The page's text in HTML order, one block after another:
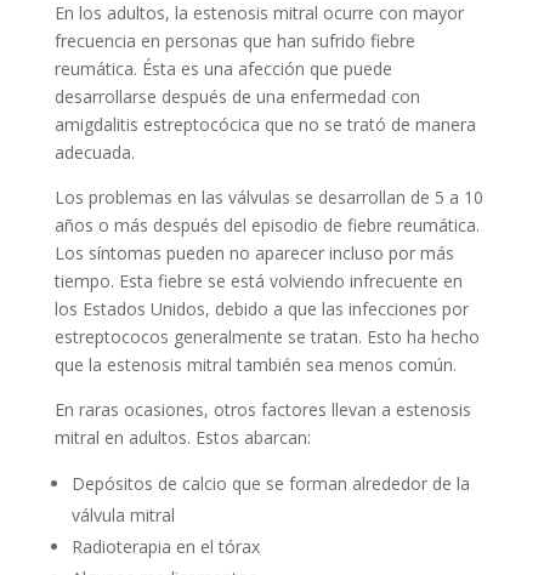
En los adultos, la estenosis mitral ocurre con mayor
frecuencia en personas que han sufrido fiebre
reumática. Ésta es una afección que puede
desarrollarse después de una enfermedad con
amigdalitis estreptocócica que no se trató de manera
adecuada.
Los problemas en las válvulas se desarrollan de 5 a 10
años o más después del episodio de fiebre reumática.
Los síntomas pueden no aparecer incluso por más
tiempo. Esta fiebre se está volviendo infrecuente en
los Estados Unidos, debido a que las infecciones por
estreptococos generalmente se tratan. Esto ha hecho
que la estenosis mitral también sea menos común.
En raras ocasiones, otros factores llevan a estenosis
mitral en adultos. Estos abarcan:
Depósitos de calcio que se forman alrededor de la
válvula mitral
Radioterapia en el tórax